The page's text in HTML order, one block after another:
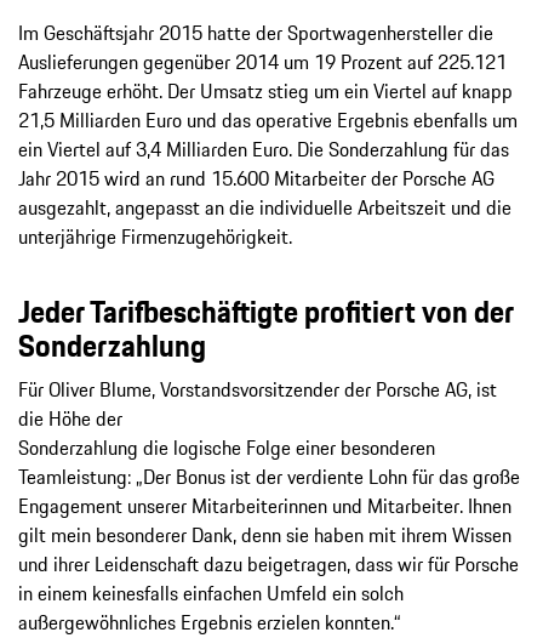
Im Geschäftsjahr 2015 hatte der Sportwagenhersteller die
Auslieferungen gegenüber 2014 um 19 Prozent auf 225.121
Fahrzeuge erhöht. Der Umsatz stieg um ein Viertel auf knapp
21,5 Milliarden Euro und das operative Ergebnis ebenfalls um
ein Viertel auf 3,4 Milliarden Euro. Die Sonderzahlung für das
Jahr 2015 wird an rund 15.600 Mitarbeiter der Porsche AG
ausgezahlt, angepasst an die individuelle Arbeitszeit und die
unterjährige Firmenzugehörigkeit.
Jeder Tarifbeschäftigte profitiert von der
Sonderzahlung
Für Oliver Blume, Vorstandsvorsitzender der Porsche AG, ist
die Höhe der
Sonderzahlung die logische Folge einer besonderen
Teamleistung: „Der Bonus ist der verdiente Lohn für das große
Engagement unserer Mitarbeiterinnen und Mitarbeiter. Ihnen
gilt mein besonderer Dank, denn sie haben mit ihrem Wissen
und ihrer Leidenschaft dazu beigetragen, dass wir für Porsche
in einem keinesfalls einfachen Umfeld ein solch
außergewöhnliches Ergebnis erzielen konnten.“